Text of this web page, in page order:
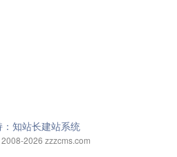
知站长建站系统
2026 zzzcms.com